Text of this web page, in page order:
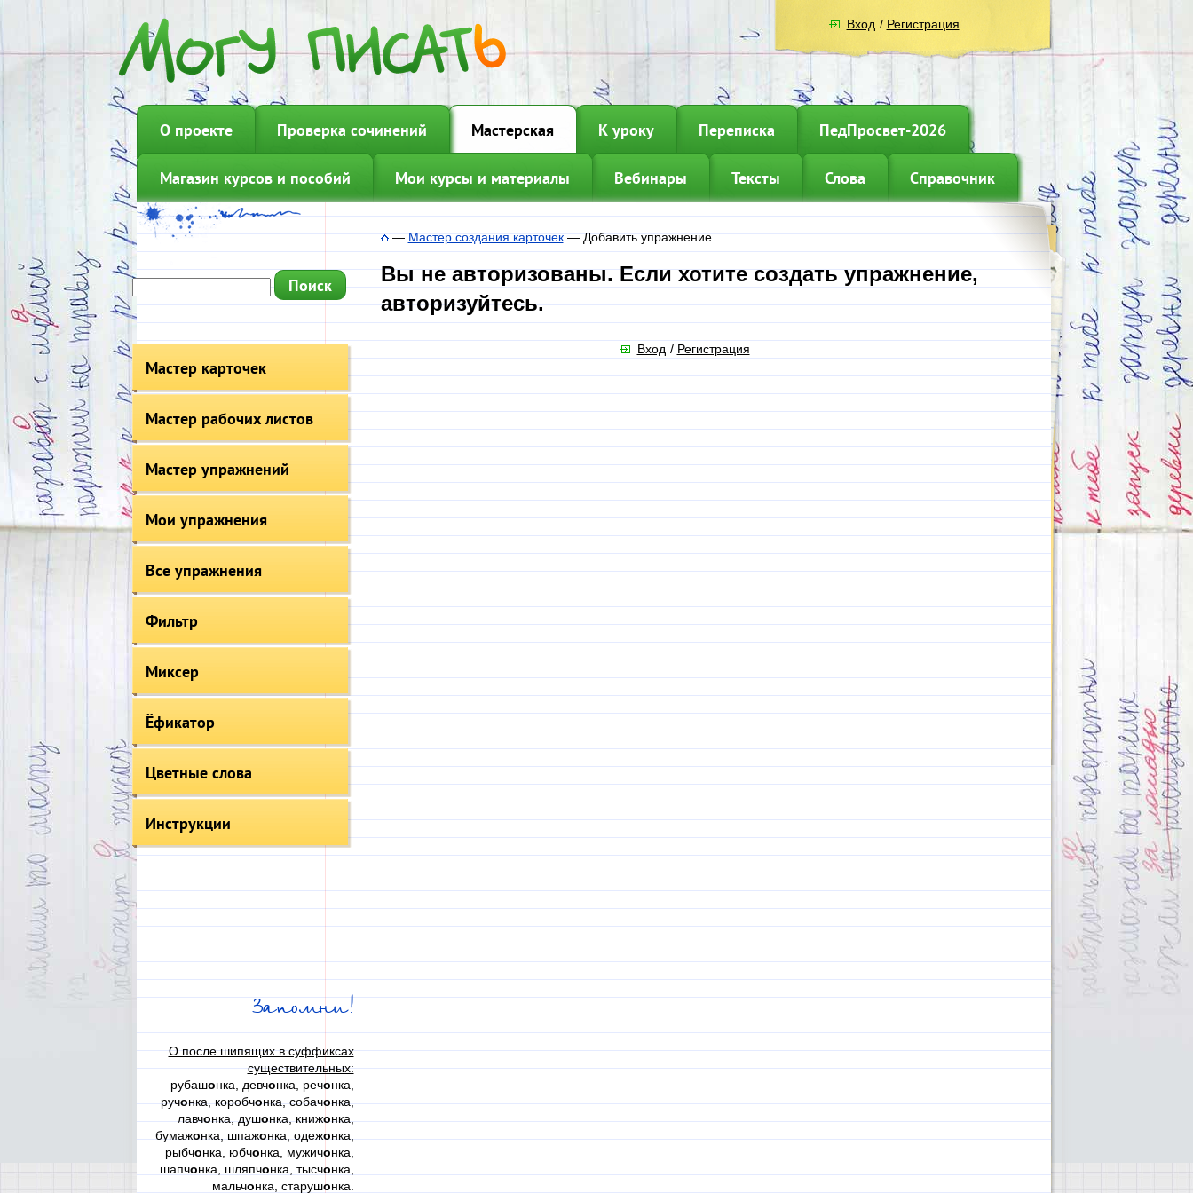
Вход / Регистрация
О проекте Проверка сочинений Мастерская К уроку Переписка ПедПросвет-2026
Магазин курсов и пособий Мои курсы и материалы Вебинары Тексты Слова Справочник
Мастер карточек
Мастер рабочих листов
Мастер упражнений
Мои упражнения
Все упражнения
Фильтр
Миксер
Ёфикатор
Цветные слова
Инструкции
Запомни!
О после шипящих в суффиксах
существительных:
рубашонка, девчонка, речонка,
ручонка, коробчонка, собачонка,
лавчонка, душонка, книжонка,
бумажонка, шпажонка, одежонка,
рыбчонка, юбчонка, мужичонка,
шапчонка, шляпчонка, тысчонка,
мальчонка, старушонка.
—Мастер создания карточек—Добавить упражнение
Вы не авторизованы. Если хотите создать упражнение,
авторизуйтесь.
Вход / Регистрация